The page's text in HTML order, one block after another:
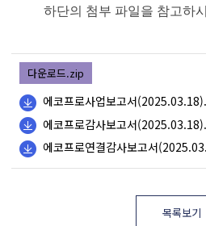
하단의 첨부 파일을 참고하
다운로드.zip
에코프로사업보고서
에코프로감사보고서
에코프로연결감사보고서
목록보기